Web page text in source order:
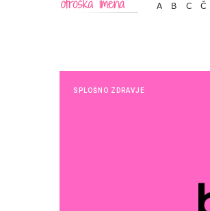
A B C Č
SPLOŠNO ZDRAVJE